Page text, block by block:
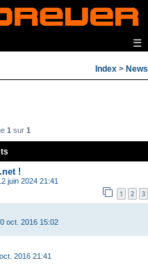
☰
Index > News
1 sur 1
!
juin 2024 21:41
1 2 3
oct. 2016 15:02
2016 21:41